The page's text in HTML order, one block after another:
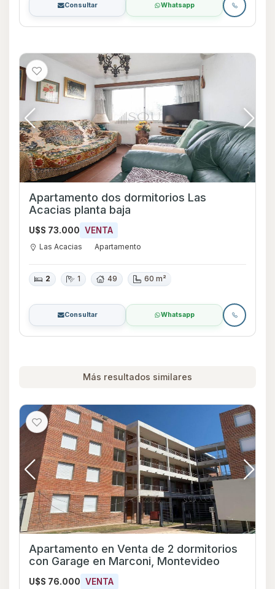
Consultar Whatsapp
Apartamento dos dormitorios Las
Acacias planta baja
U$S 73.000 VENTA
Las Acacias Apartamento
2 1 49 60 m²
Consultar Whatsapp
Más resultados similares
Apartamento en Venta de 2 dormitorios
con Garage en Marconi, Montevideo
U$S 76.000 VENTA